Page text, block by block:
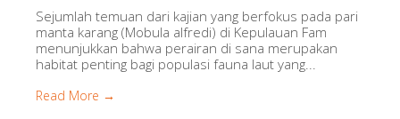
Sejumlah temuan dari kajian yang berfokus pada pari
manta karang (Mobula alfredi) di Kepulauan Fam
menunjukkan bahwa perairan di sana merupakan
habitat penting bagi populasi fauna laut yang...
Read More →